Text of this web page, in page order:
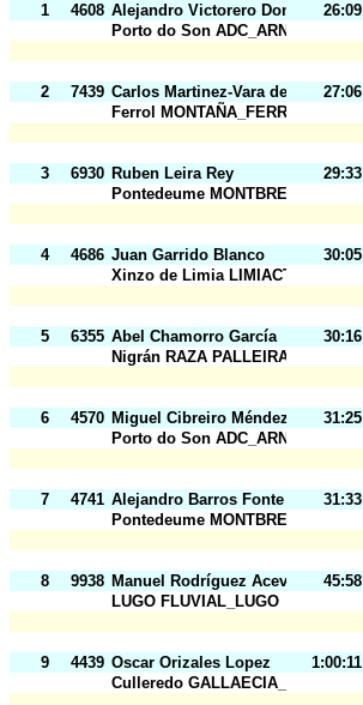
1 4608 Alejandro Victorero Domínguez
26:09
Porto do Son ADC_ARNELA
2
7439 Carlos Martinez-Vara de Rey de27:06
Ferrol MONTAÑA_FERROL
3
6930 Ruben Leira Rey 29:33
Pontedeume MONTBREAMO
4
4686 Juan Garrido Blanco 30:05
Xinzo de Limia LIMIACTIVA
5
6355 Abel Chamorro García 30:16
Nigrán RAZA PALLEIRA
6
4570 Miguel Cibreiro Méndez 31:25
Porto do Son ADC_ARNELA
7
4741 Alejandro Barros Fonte 31:33
Pontedeume MONTBREAMO
8
9938 Manuel Rodríguez Acevedo 45:58
LUGO FLUVIAL_LUGO
9
4439 Oscar Orizales Lopez 1:00:11
Culleredo GALLAECIA_RAID